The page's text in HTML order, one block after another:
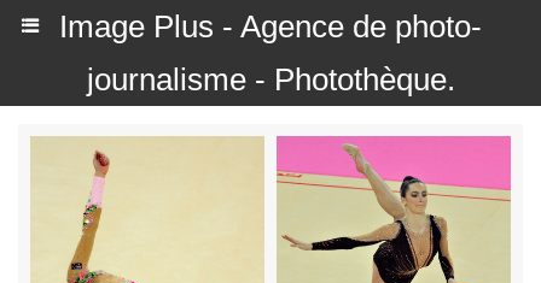
Image Plus - Agence de photo-
journalisme - Photothèque.